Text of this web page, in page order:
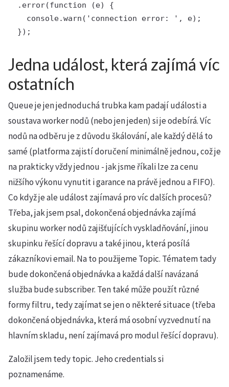
  .error(function (e) {
    console.warn('connection error: ', e);
  });
Jedna událost, která zajímá víc
ostatních
Queue je jen jednoduchá trubka kam padají události a
soustava worker nodů (nebo jen jeden) si je odebírá. Víc
nodů na odběru je z důvodu škálování, ale každý dělá to
samé (platforma zajistí doručení minimálně jednou, což je
na prakticky vždy jednou - jak jsme říkali lze za cenu
nižšího výkonu vynutit i garance na právě jednou a FIFO).
Co když je ale událost zajímavá pro víc dalších procesů?
Třeba, jak jsem psal, dokončená objednávka zajímá
skupinu worker nodů zajišťujících vyskladňování, jinou
skupinku řešící dopravu a také jinou, která posílá
zákazníkovi email. Na to použijeme Topic. Tématem tady
bude dokončená objednávka a každá další navázaná
služba bude subscriber. Ten také může použít různé
formy filtru, tedy zajímat se jen o některé situace (třeba
dokončená objednávka, která má osobní vyzvednutí na
hlavním skladu, není zajímavá pro modul řešící dopravu).
Založil jsem tedy topic. Jeho credentials si
poznamenáme.